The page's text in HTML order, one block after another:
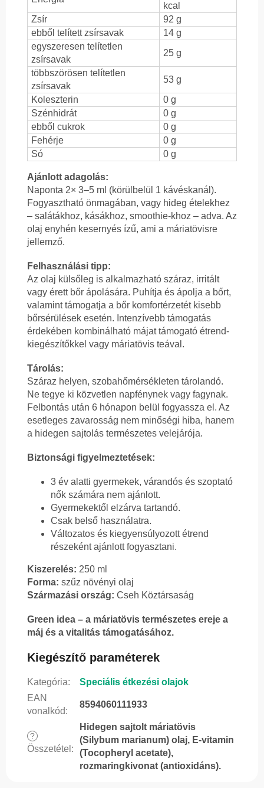
kcal
Zsír
92 g
ebből telített zsírsavak
14 g
egyszeresen telítetlen
zsírsavak
25 g
többszörösen telítetlen
zsírsavak
53 g
Koleszterin
0 g
Szénhidrát
0 g
ebből cukrok
0 g
Fehérje
0 g
Só
0 g
Ajánlott adagolás:
Naponta 2× 3–5 ml (körülbelül 1 kávéskanál).
Fogyasztható önmagában, vagy hideg ételekhez
– salátákhoz, kásákhoz, smoothie-khoz – adva. Az
olaj enyhén kesernyés ízű, ami a máriatövisre
jellemző.
Felhasználási tipp:
Az olaj külsőleg is alkalmazható száraz, irritált
vagy érett bőr ápolására. Puhítja és ápolja a bőrt,
valamint támogatja a bőr komfortérzetét kisebb
bőrsérülések esetén. Intenzívebb támogatás
érdekében kombinálható májat támogató étrend-
kiegészítőkkel vagy máriatövis teával.
Tárolás:
Száraz helyen, szobahőmérsékleten tárolandó.
Ne tegye ki közvetlen napfénynek vagy fagynak.
Felbontás után 6 hónapon belül fogyassza el. Az
esetleges zavarosság nem minőségi hiba, hanem
a hidegen sajtolás természetes velejárója.
Biztonsági figyelmeztetések:
3 év alatti gyermekek, várandós és szoptató
nők számára nem ajánlott.
Gyermekektől elzárva tartandó.
Csak belső használatra.
Változatos és kiegyensúlyozott étrend
részeként ajánlott fogyasztani.
Kiszerelés: 250 ml
Forma: szűz növényi olaj
Származási ország: Cseh Köztársaság
Green idea – a máriatövis természetes ereje a
máj és a vitalitás támogatásához.
Kiegészítő paraméterek
Kategória:
Speciális étkezési olajok
EAN
vonalkód:
8594060111933
?
Összetétel :
Hidegen sajtolt máriatövis
(Silybum marianum) olaj, E-vitamin
(Tocopheryl acetate),
rozmaringkivonat (antioxidáns).